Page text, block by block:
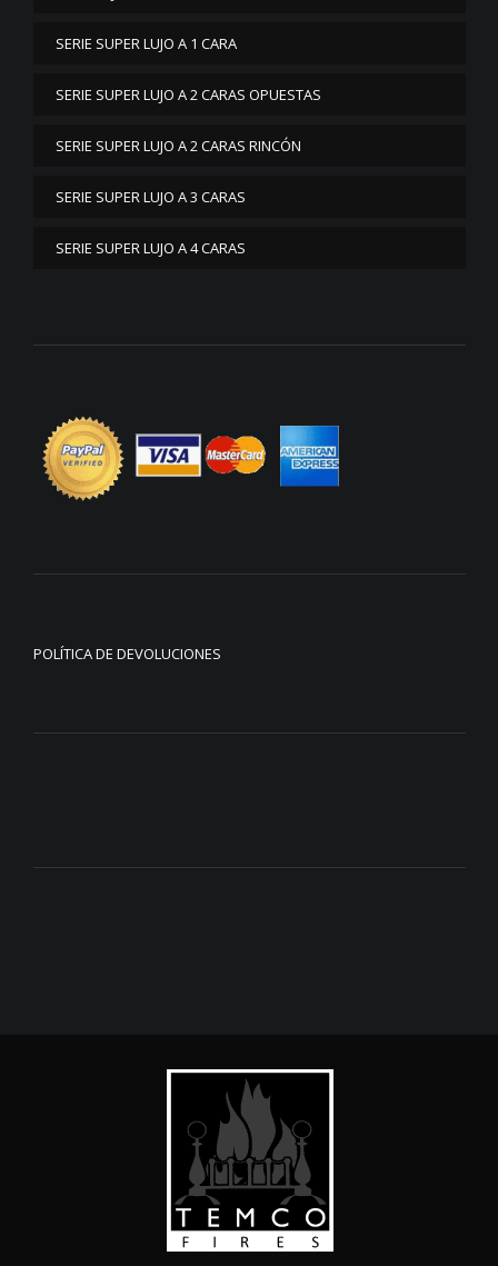
SERIE SUPER LUJO A 1 CARA
SERIE SUPER LUJO A 2 CARAS OPUESTAS
SERIE SUPER LUJO A 2 CARAS RINCÓN
SERIE SUPER LUJO A 3 CARAS
SERIE SUPER LUJO A 4 CARAS
POLÍTICA DE DEVOLUCIONES